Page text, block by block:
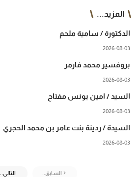
المزيد...
الدكتورة / سامية ملحم
2026-08-03
بروفسير محمد فارمر
2026-08-03
السيد / امين يونس مفتاح
2026-08-03
السيدة / ردينة بنت عامر بن محمد الحجري
2026-08-03
السابق.. التالي..